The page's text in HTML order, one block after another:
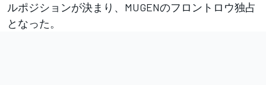
ルポジションが決まり、MUGENのフロントロウ独占
となった。